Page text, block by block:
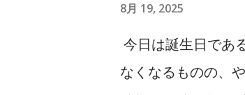
8月 19, 2025
今日は誕生日であ
なくなるものの、